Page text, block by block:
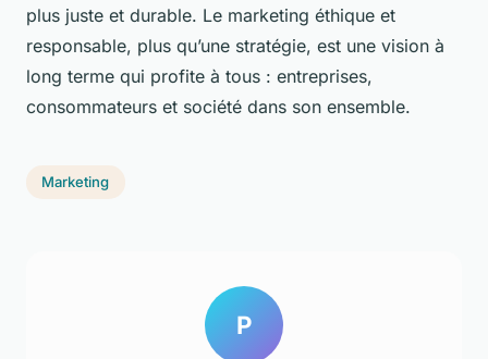
plus juste et durable. Le marketing éthique et
responsable, plus qu’une stratégie, est une vision à
long terme qui profite à tous : entreprises,
consommateurs et société dans son ensemble.
Marketing
P